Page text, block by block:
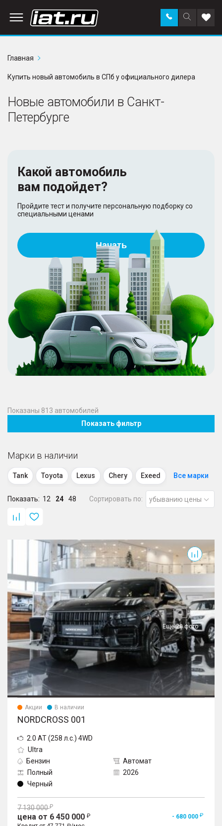
Поиск
по
Заказать
звонок в
Главная
Купить новый автомобиль в СПб у официального дилера
Новые автомобили в Санкт-
Петербурге
Какой автомобиль
вам подойдет?
Пройдите тест и получите персональную подборку со
специальными ценами
Начать
Показаны 813 автомобилей
Показать фильтр
Марки в наличии
Tank Toyota Lexus Chery Exeed
Geely GAC Omoda Jaecoo
Exlantix
Nordcross Tenet Jeland
Все марки
Показать: 12 24 48 Сортировать по: убыванию цены
Еще 20 фото
Акции В наличии
NORDCROSS 001
2.0 AT (258 л.с.) 4WD
Ultra
Бензин
Автомат
Полный
2026
Черный
7 130 000
цена от 6 450 000
- 680 000